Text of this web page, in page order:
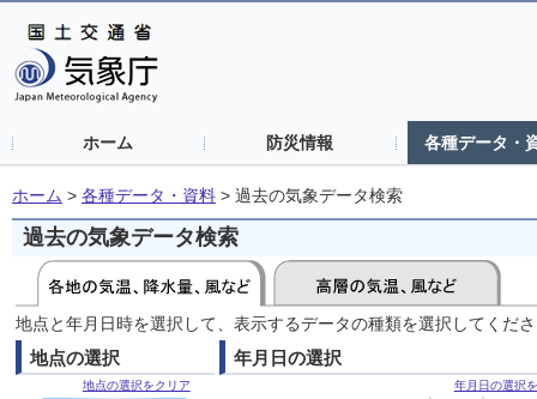
ホーム 防災情報 各種データ・
ホーム > 各種データ・資料 > 過去の気象データ検索
過去の気象データ検索
地点と年月日時を選択して、表示するデータの種類を選択してくだ
地点の選択
地点の選択をクリア
年月日の選択
年月日の選択